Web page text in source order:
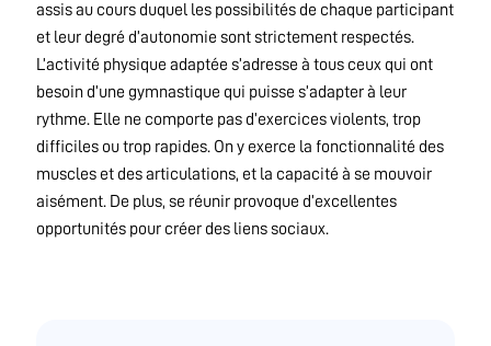
assis au cours duquel les possibilités de chaque participant
et leur degré d’autonomie sont strictement respectés.
L’activité physique adaptée s’adresse à tous ceux qui ont
besoin d’une gymnastique qui puisse s’adapter à leur
rythme. Elle ne comporte pas d’exercices violents, trop
difficiles ou trop rapides. On y exerce la fonctionnalité des
muscles et des articulations, et la capacité à se mouvoir
aisément. De plus, se réunir provoque d’excellentes
opportunités pour créer des liens sociaux.